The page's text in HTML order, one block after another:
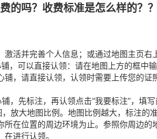
的吗？收费标准是怎么样的？？
活并完善个人信息；或通过地图主页右
，可以直接认领：请在地图上方的框中
，请直接认领，认领时需要上传您的
，先标注，再认领点击“我要标注”，填
，放大地图比例。地图比例越大，标注的
在位置的周边环境为止。参照你周边
进行认领。